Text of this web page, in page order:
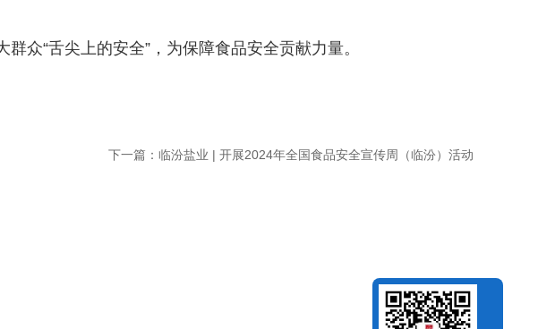
“舌尖上的安全”，为保障食品安全贡献力量。
下一篇： 临汾盐业 | 开展2024年全国食品安全宣传周（临汾）活动